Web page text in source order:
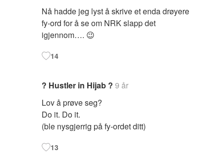
Nå hadde jeg lyst å skrive et enda drøyere
fy-ord for å se om NRK slapp det
igjennom…. 😉
14
? Hustler in Hijab ? 9 år
Lov å prøve seg?
Do it. Do it.
(ble nysgjerrig på fy-ordet ditt)
13